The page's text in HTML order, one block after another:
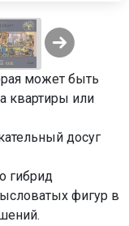
может быть
квартиры или
досуг
гибрид
фигур в